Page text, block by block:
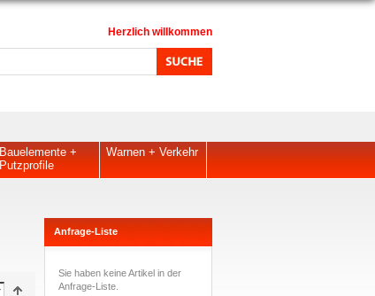
Herzlich willkommen
Bauelemente +
Putzprofile
Warnen + Verkehr
Anfrage-Liste
Sie haben keine Artikel in der
Anfrage-Liste.